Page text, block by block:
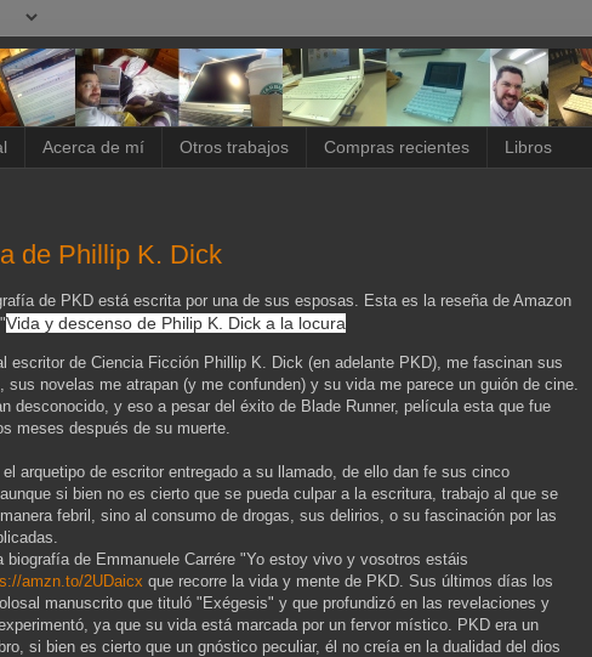
Acerca de mí Otros trabajos Compras recientes Libros
de Phillip K. Dick
de PKD está escrita por una de sus esposas. Esta es la reseña de Amazon
Vida y descenso de Philip K. Dick a la locura
escritor de Ciencia Ficción Phillip K. Dick (en adelante PKD), me fascinan sus
sus novelas me atrapan (y me confunden) y su vida me parece un guión de cine.
desconocido, y eso a pesar del éxito de Blade Runner, película esta que fue
meses después de su muerte.
arquetipo de escritor entregado a su llamado, de ello dan fe sus cinco
si bien no es cierto que se pueda culpar a la escritura, trabajo al que se
febril, sino al consumo de drogas, sus delirios, o su fascinación por las
biografía de Emmanuele Carrére "Yo estoy vivo y vosotros estáis
amzn.to/2UDaicx que recorre la vida y mente de PKD. Sus últimos días los
manuscrito que tituló "Exégesis" y que profundizó en las revelaciones y
ya que su vida está marcada por un fervor místico. PKD era un
si bien es cierto que un gnóstico peculiar, él no creía en la dualidad del dios